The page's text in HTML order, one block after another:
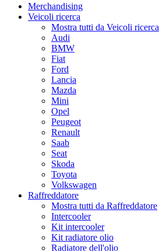
Merchandising
Veicoli ricerca
Mostra tutti da Veicoli ricerca
Audi
BMW
Fiat
Ford
Lancia
Mazda
Mini
Opel
Peugeot
Renault
Saab
Seat
Skoda
Toyota
Volkswagen
Raffreddatore
Mostra tutti da Raffreddatore
Intercooler
Kit intercooler
Kit radiatore olio
Radiatore dell'olio